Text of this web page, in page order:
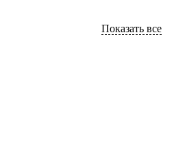
Показать все